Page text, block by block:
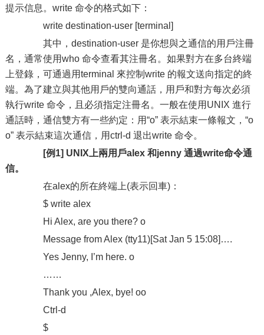
提示信息。write 命令的格式如下：
write destination-user [terminal]
其中，destination-user 是你想與之通信的用戶注冊
名，通常使用who 命令查看其注冊名。如果對方在多台終端
上登錄，可通過用terminal 來控制write 的報文送向指定的終
端。為了建立與其他用戶的雙向通話，用戶和對方每次必須
執行write 命令，且必須指定注冊名。一般在使用UNIX 進行
通話時，通信雙方有一些約定：用“o” 表示結束一條報文，“o
o” 表示結束這次通信，用ctrl-d 退出write 命令。
[例1] UNIX上兩用戶alex 和jenny 通過write命令通
信。
在alex的所在終端上(表示回車)：
$ write alex
Hi Alex, are you there? o
Message from Alex (tty11)[Sat Jan 5 15:08]….
Yes Jenny, I’m here. o
……
Thank you ,Alex, bye! oo
Ctrl-d
$